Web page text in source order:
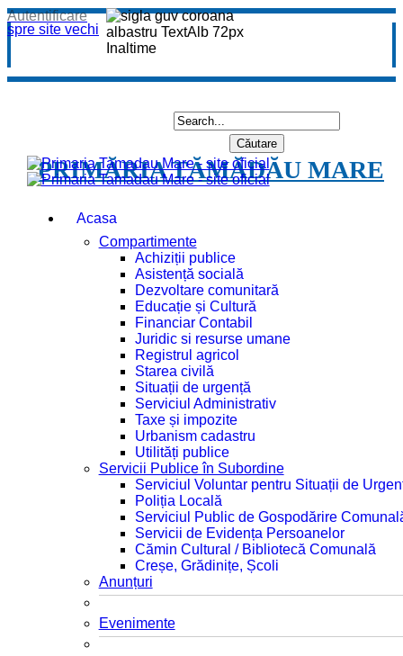
spre site vechi
Autentificare
PRIMĂRIA TĂMĂDĂU MARE
Acasa
Compartimente
Achiziții publice
Asistență socială
Dezvoltare comunitară
Educație și Cultură
Financiar Contabil
Juridic si resurse umane
Registrul agricol
Starea civilă
Situații de urgență
Serviciul Administrativ
Taxe și impozite
Urbanism cadastru
Utilități publice
Servicii Publice în Subordine
Serviciul Voluntar pentru Situații de
Poliția Locală
Serviciul Public de Gospodărire
Servicii de Evidența Persoanelor
Cămin Cultural / Bibliotecă Comunală
Creșe, Grădinițe, Școli
Anunțuri
Evenimente